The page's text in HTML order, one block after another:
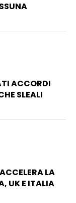
ACCORDI
SLEALI
LA
UK E ITALIA